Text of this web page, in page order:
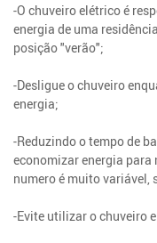
-O chuveiro elétrico é
energia de uma
posição "verão";
-Desligue o chuveiro
energia;
-Reduzindo o tempo de
economizar energia para
numero é muito variável,
-Evite utilizar o chuveiro